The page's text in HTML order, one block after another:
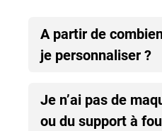
A partir de
je personnaliser ?
Je n’ai pas de
ou du support à